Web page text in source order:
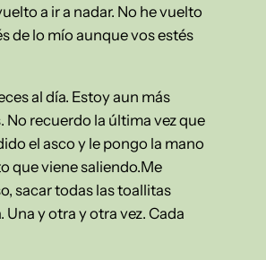
a ir a nadar. No he vuelto
de lo mío aunque vos estés
al día. Estoy aun más
recuerdo la última vez que
el asco y le pongo la mano
que viene saliendo.Me
sacar todas las toallitas
y otra y otra vez. Cada